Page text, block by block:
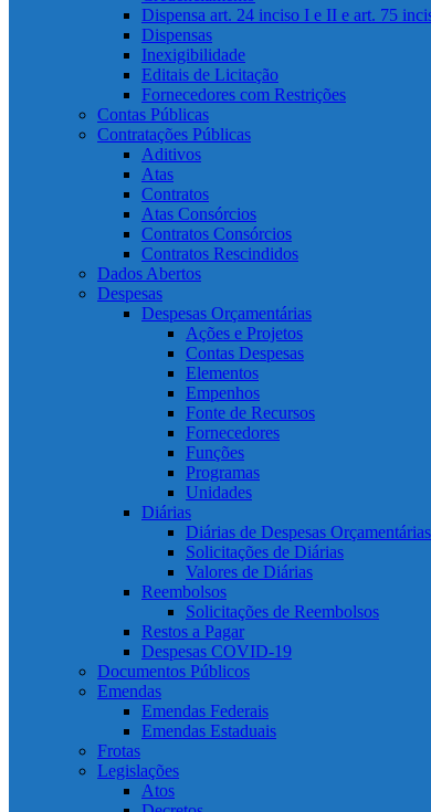
Dispensa art. 24 inciso I e II e art. 75
Dispensas
Inexigibilidade
Editais de Licitação
Fornecedores com Restrições
Contas Públicas
Contratações Públicas
Aditivos
Atas
Contratos
Atas Consórcios
Contratos Consórcios
Contratos Rescindidos
Dados Abertos
Despesas
Despesas Orçamentárias
Ações e Projetos
Contas Despesas
Elementos
Empenhos
Fonte de Recursos
Fornecedores
Funções
Programas
Unidades
Diárias
Diárias de Despesas Orçamentárias
Solicitações de Diárias
Valores de Diárias
Reembolsos
Solicitações de Reembolsos
Restos a Pagar
Despesas COVID-19
Documentos Públicos
Emendas
Emendas Federais
Emendas Estaduais
Frotas
Legislações
Atos